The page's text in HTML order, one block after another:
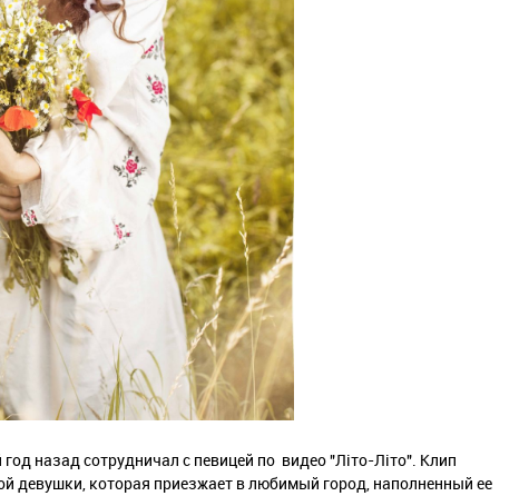
назад сотрудничал с певицей по видео "Літо-Літо". Клип
девушки, которая приезжает в любимый город, наполненный ее